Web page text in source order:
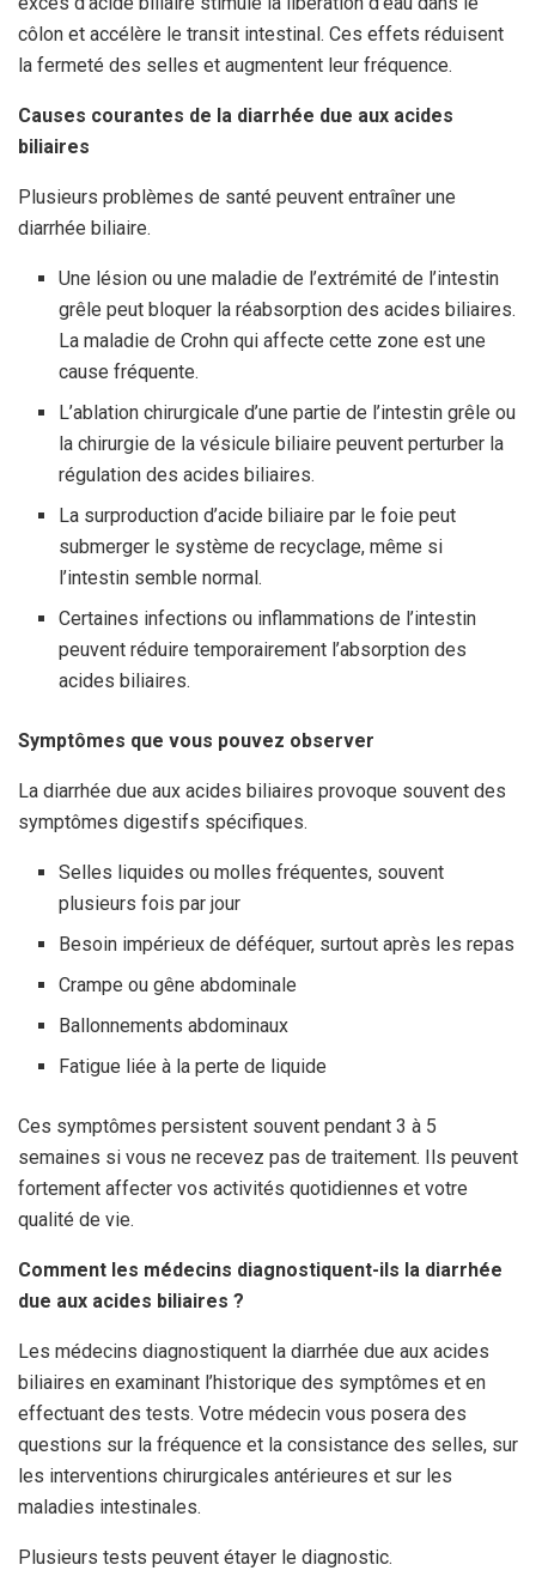
côlon et accélère le transit intestinal. Ces effets réduisent
la fermeté des selles et augmentent leur fréquence.
Causes courantes de la diarrhée due aux acides
biliaires
Plusieurs problèmes de santé peuvent entraîner une
diarrhée biliaire.
Une lésion ou une maladie de l’extrémité de l’intestin
grêle peut bloquer la réabsorption des acides biliaires.
La maladie de Crohn qui affecte cette zone est une
cause fréquente.
L’ablation chirurgicale d’une partie de l’intestin grêle ou
la chirurgie de la vésicule biliaire peuvent perturber la
régulation des acides biliaires.
La surproduction d’acide biliaire par le foie peut
submerger le système de recyclage, même si
l’intestin semble normal.
Certaines infections ou inflammations de l’intestin
peuvent réduire temporairement l’absorption des
acides biliaires.
Symptômes que vous pouvez observer
La diarrhée due aux acides biliaires provoque souvent des
symptômes digestifs spécifiques.
Selles liquides ou molles fréquentes, souvent
plusieurs fois par jour
Besoin impérieux de déféquer, surtout après les repas
Crampe ou gêne abdominale
Ballonnements abdominaux
Fatigue liée à la perte de liquide
Ces symptômes persistent souvent pendant 3 à 5
semaines si vous ne recevez pas de traitement. Ils peuvent
fortement affecter vos activités quotidiennes et votre
qualité de vie.
Comment les médecins diagnostiquent-ils la diarrhée
due aux acides biliaires ?
Les médecins diagnostiquent la diarrhée due aux acides
biliaires en examinant l’historique des symptômes et en
effectuant des tests. Votre médecin vous posera des
questions sur la fréquence et la consistance des selles, sur
les interventions chirurgicales antérieures et sur les
maladies intestinales.
Plusieurs tests peuvent étayer le diagnostic.